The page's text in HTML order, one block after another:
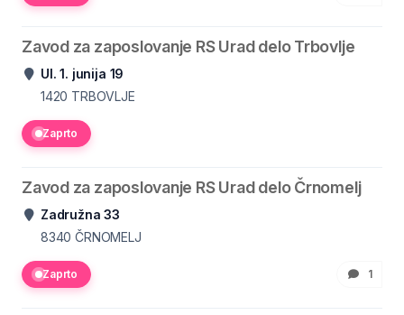
Zavod za zaposlovanje RS Urad delo Trbovlje
Ul. 1. junija 19
1420 TRBOVLJE
Zaprto
Zavod za zaposlovanje RS Urad delo Črnomelj
Zadružna 33
8340 ČRNOMELJ
Zaprto 1